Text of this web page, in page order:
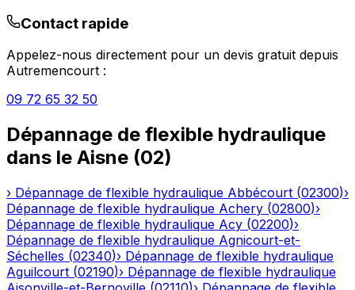
Contact rapide
Appelez-nous directement pour un devis gratuit depuis
Autremencourt :
09 72 65 32 50
Dépannage de flexible hydraulique
dans le Aisne (02)
› Dépannage de flexible hydraulique Abbécourt (02300)›
Dépannage de flexible hydraulique Achery (02800)›
Dépannage de flexible hydraulique Acy (02200)›
Dépannage de flexible hydraulique Agnicourt-et-
Séchelles (02340)› Dépannage de flexible hydraulique
Aguilcourt (02190)› Dépannage de flexible hydraulique